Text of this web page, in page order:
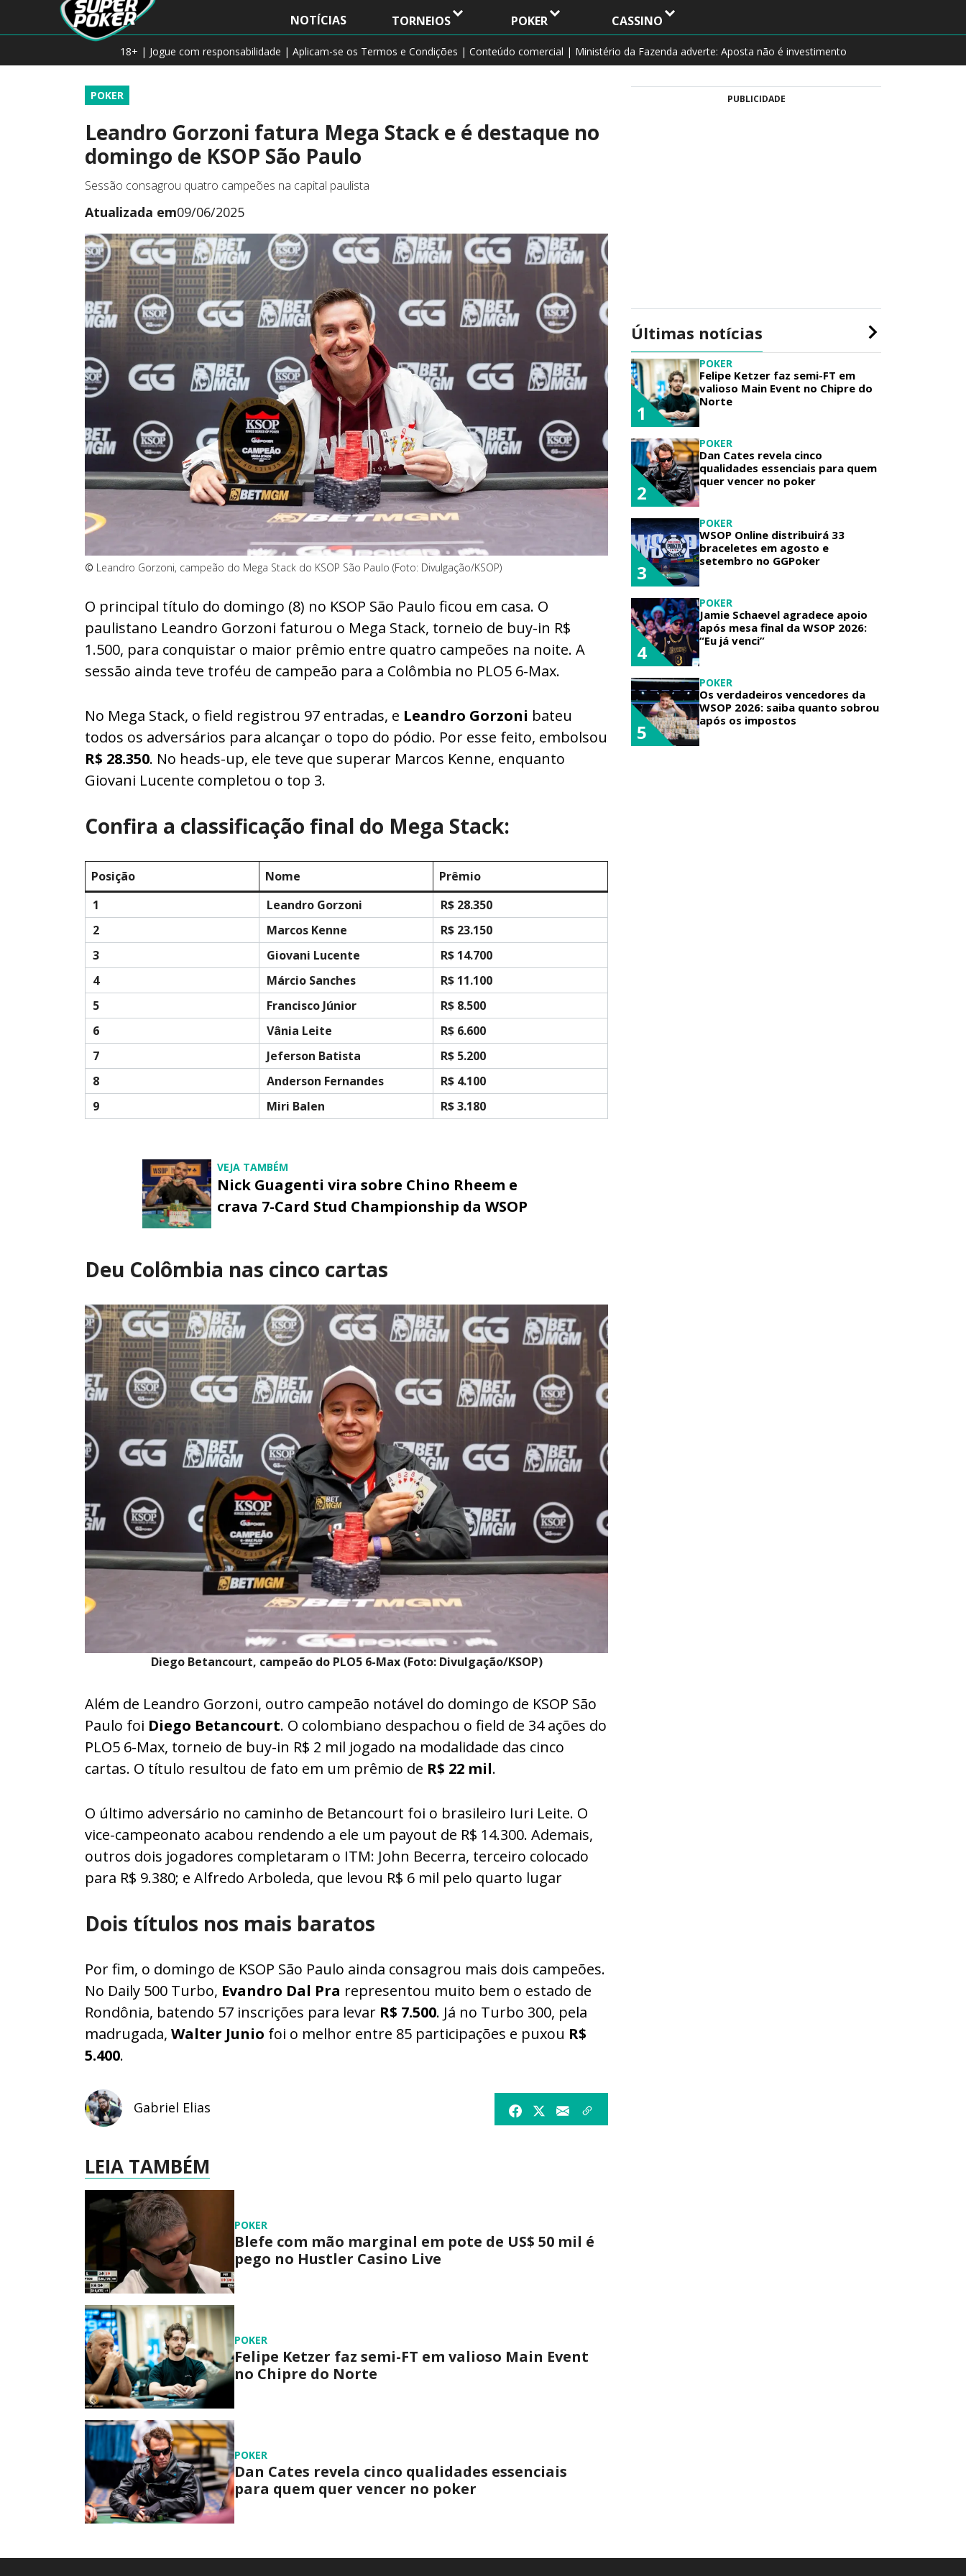
NOTÍCIAS TORNEIOS POKER CASSINO
18+ | Jogue com responsabilidade | Aplicam-se os Termos e Condições | Conteúdo comercial | Ministério da Fazenda adverte: Aposta não é investimento
POKER
Leandro Gorzoni fatura Mega Stack e é destaque no
domingo de KSOP São Paulo
Sessão consagrou quatro campeões na capital paulista
Atualizada em09/06/2025
© Leandro Gorzoni, campeão do Mega Stack do KSOP São Paulo (Foto: Divulgação/KSOP)
O principal título do domingo (8) no KSOP São Paulo ficou em casa. O
paulistano Leandro Gorzoni faturou o Mega Stack, torneio de buy-in R$
1.500, para conquistar o maior prêmio entre quatro campeões na noite. A
sessão ainda teve troféu de campeão para a Colômbia no PLO5 6-Max.
No Mega Stack, o field registrou 97 entradas, e Leandro Gorzoni bateu
todos os adversários para alcançar o topo do pódio. Por esse feito, embolsou
R$ 28.350. No heads-up, ele teve que superar Marcos Kenne, enquanto
Giovani Lucente completou o top 3.
Confira a classificação final do Mega Stack:
Posição Nome
Prêmio
1
Leandro Gorzoni
R$ 28.350
2
Marcos Kenne
R$ 23.150
3
Giovani Lucente
R$ 14.700
4
Márcio Sanches
R$ 11.100
5
Francisco Júnior
R$ 8.500
6
Vânia Leite
R$ 6.600
7
Jeferson Batista
R$ 5.200
8
Anderson Fernandes
R$ 4.100
9
Miri Balen R$ 3.180
VEJA TAMBÉM
Nick Guagenti vira sobre Chino Rheem e
crava 7-Card Stud Championship da WSOP
Deu Colômbia nas cinco cartas
Diego Betancourt, campeão do PLO5 6-Max (Foto: Divulgação/KSOP)
Além de Leandro Gorzoni, outro campeão notável do domingo de KSOP São
Paulo foi Diego Betancourt. O colombiano despachou o field de 34 ações do
PLO5 6-Max, torneio de buy-in R$ 2 mil jogado na modalidade das cinco
cartas. O título resultou de fato em um prêmio de R$ 22 mil.
O último adversário no caminho de Betancourt foi o brasileiro Iuri Leite. O
vice-campeonato acabou rendendo a ele um payout de R$ 14.300. Ademais,
outros dois jogadores completaram o ITM: John Becerra, terceiro colocado
para R$ 9.380; e Alfredo Arboleda, que levou R$ 6 mil pelo quarto lugar
Dois títulos nos mais baratos
Por fim, o domingo de KSOP São Paulo ainda consagrou mais dois campeões.
No Daily 500 Turbo, Evandro Dal Pra representou muito bem o estado de
Rondônia, batendo 57 inscrições para levar R$ 7.500. Já no Turbo 300, pela
madrugada, Walter Junio foi o melhor entre 85 participações e puxou R$
5.400.
Gabriel Elias
LEIA TAMBÉM
POKER
Blefe com mão marginal em pote de US$ 50 mil é
pego no Hustler Casino Live
POKER
Felipe Ketzer faz semi-FT em valioso Main Event
no Chipre do Norte
POKER
Dan Cates revela cinco qualidades essenciais
para quem quer vencer no poker
PUBLICIDADE
Últimas notícias
POKER
Felipe Ketzer faz semi-FT em
valioso Main Event no Chipre do
Norte
1
POKER
Dan Cates revela cinco
qualidades essenciais para quem
quer vencer no poker
2
POKER
WSOP Online distribuirá 33
braceletes em agosto e
setembro no GGPoker
3
POKER
Jamie Schaevel agradece apoio
após mesa final da WSOP 2026:
“Eu já venci”
4
POKER
Os verdadeiros vencedores da
WSOP 2026: saiba quanto sobrou
após os impostos
5